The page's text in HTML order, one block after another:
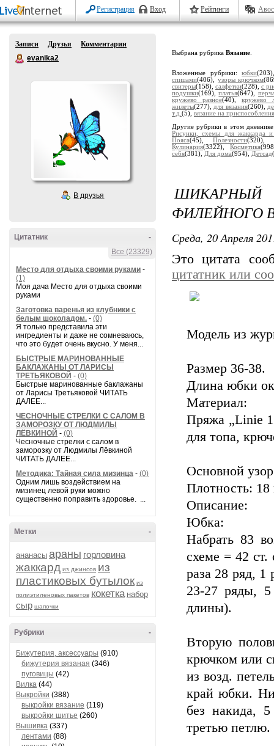
Регистрация Вход Рейтинги
Записи Друзья
Комментарии
evanika2
В друзья
-
Цитатник
Все (23329)
Место для отдыха своими руками -
(1)
Моя дача Место для отдыха своими
руками
Заготовка варенья из клубники с
белым шоколадом. - (0)
Я только представила эти
ингредиенты и даже не сомневаюсь,
что это будет очень вкусно. У меня...
БЫСТРЫЕ МАРИНОВАННЫЕ
БАКЛАЖАНЫ ОТ ЛАРИСЫ
ТРЕТЬЯКОВОЙ - (0)
Быстрые маринованные баклажаны
от Ларисы Третьяковой ЧИТАТЬ
ДАЛЕЕ...
ЧЕСНОЧНЫЕ СТРЕЛКИ С САЛОМ В
ЗАМОРОЗКУ ОТ ЛЮДМИЛЫ
ЛЁВКИНОЙ - (0)
Чесночные стрелки с салом в
заморозку от Людмилы Лёвкиной
ЧИТАТЬ ДАЛЕЕ...
Методика: Тайная сила мизинца - (0)
Одним лишь воздействием на
мизинец левой руки можно
существенно поправить здоровье. ...
-
Метки
ананасы араны горловина
жаккард из джинсов из
пластиковых бутылок из
полиэтиленовых пакетов кокетка набор
сыр шапочки
-
Рубрики
Бижутерия, аксессуары (910)
бижутерия вязаная (346)
пуговицы (42)
Вилка (44)
Выкройки (388)
выкройки вязание (119)
выкройки шитье (260)
Вышивка (337)
лентами (88)
Выбрана рубрика Вязание
Вложенные рубрики:юбки
спицами(406), узоры крючком
свитеры(158), салфетки(228), с
подушки(169),платья(647),
кружево разное(40), кружево
жилеты(277), для вязания(260),
т.д. (5), вязание на
Другие рубрики в этом
Рисунки, схемы для жаккарда
Пояса(45), Полезности(320),
Кулинария(3322), Косметика
себя(381), Для дома(954), Детсад
ФИЛЕЙНОГО
Среда, 20 Апреля
Это цитата
цитатник или
Модель из
Размер 36-38.
Длина юбки
Материал:
Пряжа „Linie
для топа,
Основной
Плотность:
Описание:
Юбка:
Набрать 83
схеме = 42
раза 28 ряд, 1
23-27 ряды,
длины).
Вторую
крючком или
из возд.
край юбки.
без накида,
третью петлю.